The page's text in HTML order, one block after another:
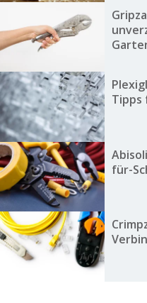
Tipps
für-